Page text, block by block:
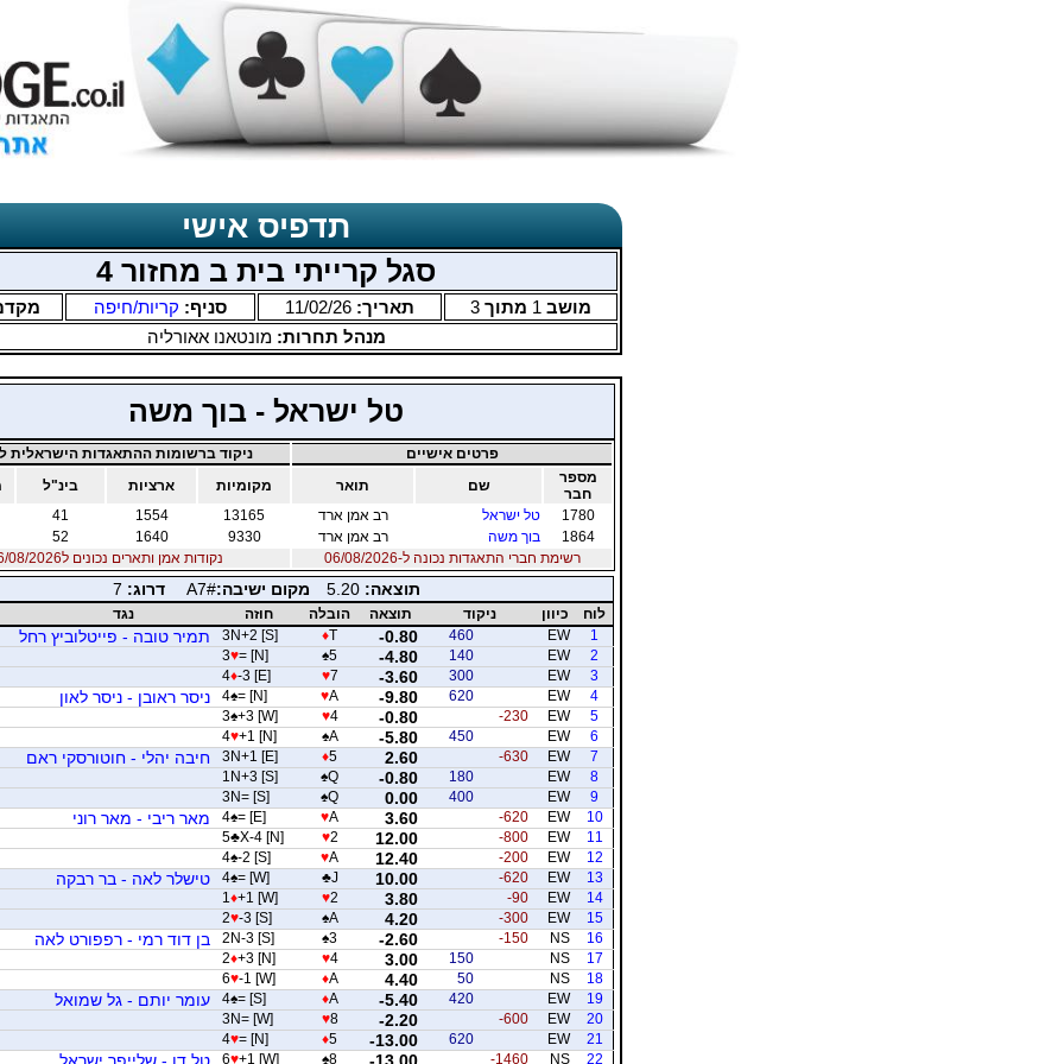
תדפיס אישי
סגל קרייתי בית ב מחזור 4
מושב 1 מתוך 3 תאריך: 11/02/26 סניף: קריות/חיפה
מנהל תחרות:מונטאנו אאורליה
טל ישראל - בוך משה
פרטים אישיים
ניקוד ברשומות ההתאגדות הישראלית
מספר
חבר
שם תואר מקומיות ארציות בינ"ל
1780
טל ישראל רב אמן ארד 13165
1554
41
1864
בוך משה רב אמן ארד 9330
1640
52
רשימת חברי התאגדות נכונה ל-06/08/2026
נקודות אמן ותארים נכונים ל06/08/2026
תוצאה:5.20 מקום ישיבה:A7# דרוג: 7
לוח כיוון ניקוד תוצאה הובלה חוזה
נגד
1
EW
460
-0.80
♦T
3N+2 [S] תמיר טובה - פייטלוביץ רחל
2
EW
140
-4.80
♠5
3♥= [N]
3
EW
300
-3.60
♥7
4♦-3 [E]
4
EW
620
-9.80
♥A
4♠= [N] ניסר ראובן - ניסר לאון
5
EW
-230
-0.80
♥4
3♠+3 [W]
6
EW
450
-5.80
♠A
4♥+1 [N]
7
EW
-630
2.60
♦5
3N+1 [E] חיבה יהלי - חוטורסקי ראם
8
EW
180
-0.80
♠Q
1N+3 [S]
9
EW
400
0.00
♠Q
3N= [S]
10
EW
-620
3.60
♥A
4♠= [E] מאר ריבי - מאר רוני
11
EW
-800
12.00
♥2
5♣X-4 [N]
12
EW
-200
12.40
♥A
4♠-2 [S]
13
EW
-620
10.00
♣J
4♠= [W] טישלר לאה - בר רבקה
14
EW
-90
3.80
♥2
1 ♦+1 [W]
15
EW
-300
4.20
♠A
2♥-3 [S]
16
NS
-150
-2.60
♠3
2N-3 [S] בן דוד רמי - רפפורט לאה
17
NS
150
3.00
♥4
2♦+3 [N]
18
NS
50
4.40
♦A
6♥-1 [W]
19
EW
420
-5.40
♦A
4♠= [S] עומר יותם - גל שמואל
20
EW
-600
-2.20
♥8
3N= [W]
21
EW
620
-13.00
♦5
4♥= [N]
22
NS
-1460
-13.00
♠8
6♥+1 [W] טל דן - שלייפר ישראל